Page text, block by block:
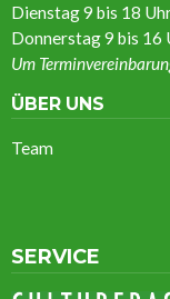
Dienstag 9 bis 18
Donnerstag 9 bis 16
Um
ÜBER UNS
Team
SERVICE